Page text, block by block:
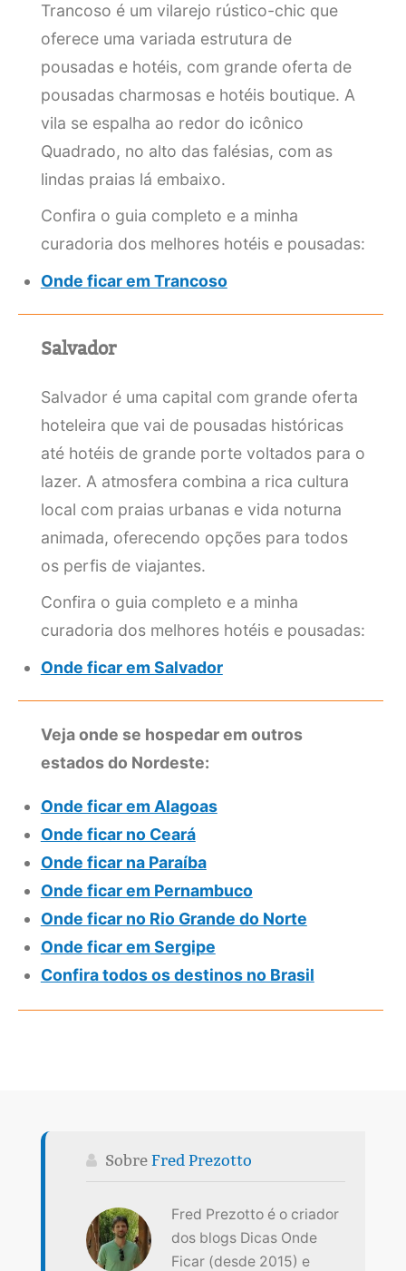
Trancoso é um vilarejo rústico-chic que
oferece uma variada estrutura de
pousadas e hotéis, com grande oferta de
pousadas charmosas e hotéis boutique. A
vila se espalha ao redor do icônico
Quadrado, no alto das falésias, com as
lindas praias lá embaixo.
Confira o guia completo e a minha
curadoria dos melhores hotéis e pousadas:
Onde ficar em Trancoso
Salvador
Salvador é uma capital com grande oferta
hoteleira que vai de pousadas históricas
até hotéis de grande porte voltados para o
lazer. A atmosfera combina a rica cultura
local com praias urbanas e vida noturna
animada, oferecendo opções para todos
os perfis de viajantes.
Confira o guia completo e a minha
curadoria dos melhores hotéis e pousadas:
Onde ficar em Salvador
Veja onde se hospedar em outros
estados do Nordeste:
Onde ficar em Alagoas
Onde ficar no Ceará
Onde ficar na Paraíba
Onde ficar em Pernambuco
Onde ficar no Rio Grande do Norte
Onde ficar em Sergipe
Confira todos os destinos no Brasil
SobreFred Prezotto
Fred Prezotto é o criador
dos blogs Dicas Onde
Ficar (desde 2015) e